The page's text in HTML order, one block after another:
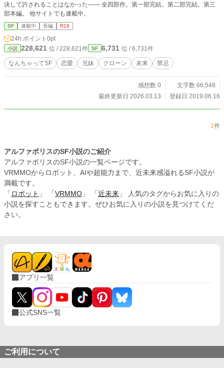
決して許されることはなかった―― 全四部作。第一部完結。第二部完結。第三
部本編。 他サイトでも連載中。
SF 連載中 長編 R18
24h.ポイント 0pt
小説 228,621 位 / 228,621件 SF 6,731 位 / 6,731件
なんちゃってSF 恋愛 兄妹 クローン 未来 禁忌
感想数 0
文字数 66,548
最終更新日 2026.03.13
登録日 2019.06.16
1件
アルファポリスのSF小説のご紹介
アルファポリスのSF小説の一覧ページです。
VRMMOからロボット、AIや超能力まで、近未来感溢れるSF小説が
満載です。
「 ロボット 」 「 VRMMO 」 「 近未来 」 人気のタグからお気に入りの
小説を探すこともできます。ぜひお気に入りの小説を見つけてくだ
さい。
アプリ一覧
公式SNS一覧
ご利用について